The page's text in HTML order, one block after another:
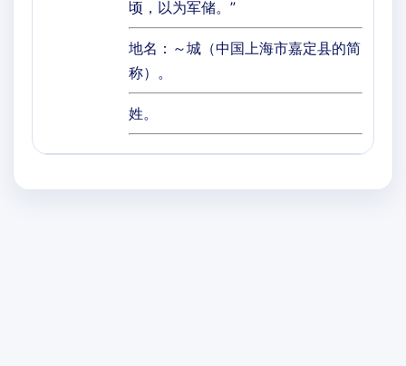
顷，以为军储。”
地名：～城（中国上海市嘉定县的简
称）。
姓。